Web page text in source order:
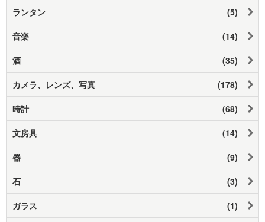
ランタン (5)
音楽 (14)
酒 (35)
カメラ、レンズ、写真 (178)
時計 (68)
文房具 (14)
器 (9)
石 (3)
ガラス (1)